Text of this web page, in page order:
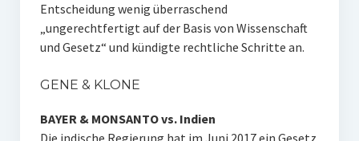
Entscheidung wenig überraschend
„ungerechtfertigt auf der Basis von Wissenschaft
und Gesetz“ und kündigte rechtliche Schritte an.
GENE & KLONE
BAYER & MONSANTO vs. Indien